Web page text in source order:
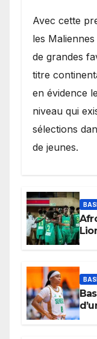
Avec cette
les
de grandes
titre
en évidence
niveau qui
sélections
de jeunes.